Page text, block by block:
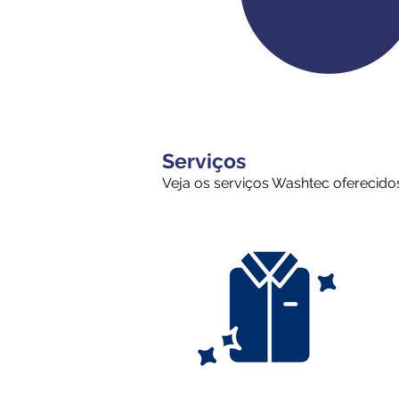
Serviços
Veja os serviços Washtec